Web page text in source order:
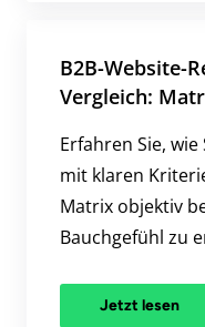
B2B-Website-
Vergleich:
Erfahren Sie,
mit klaren
Matrix objektiv
Bauchgefühl zu
Jetzt lesen